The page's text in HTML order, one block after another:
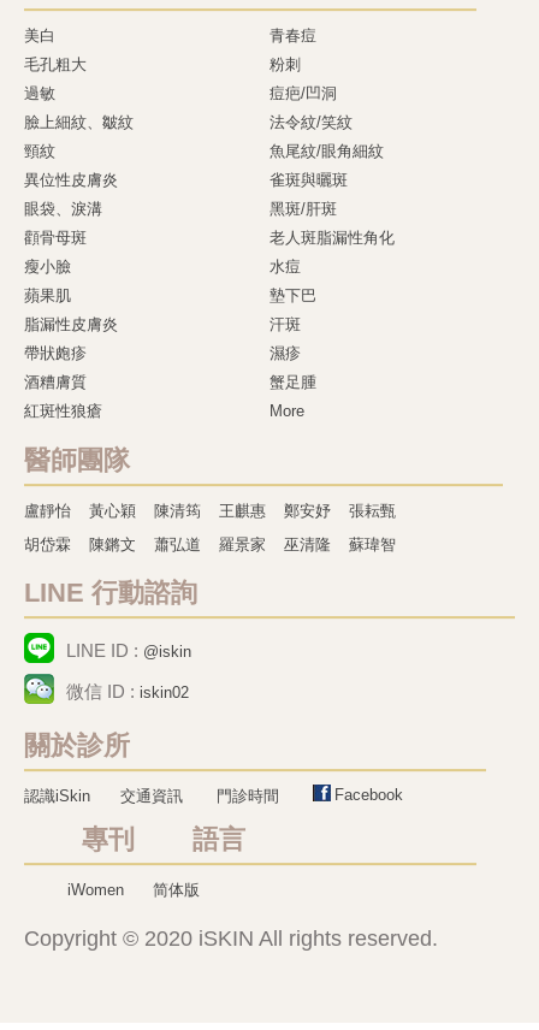
美白
青春痘
毛孔粗大
粉刺
過敏
痘疤/凹洞
臉上細紋、皺紋
法令紋/笑紋
頸紋
魚尾紋/眼角細紋
異位性皮膚炎
雀斑與曬斑
眼袋、淚溝
黑斑/肝斑
顴骨母斑
老人斑脂漏性角化
瘦小臉
水痘
蘋果肌
墊下巴
脂漏性皮膚炎
汗斑
帶狀皰疹
濕疹
酒糟膚質
蟹足腫
紅斑性狼瘡
More
醫師團隊
盧靜怡 黃心穎 陳清筠 王麒惠 鄭安妤
張耘甄
胡岱霖
陳鏘文 蕭弘道 羅景家 巫清隆 蘇瑋智
LINE 行動諮詢
LINE ID : @iskin
微信 ID : iskin02
關於診所
認識iSkin 交通資訊 門診時間 Facebook
專刊 語言
iWomen 简体版
Copyright © 2020 iSKIN All rights reserved.